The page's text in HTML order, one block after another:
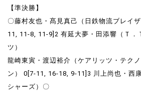
【準決勝】
〇藤村友也・髙見真己（日鉄物流ブレイ
11, 11-8, 11-9]2 有延大夢・田添響（Ｔ．
ツ）
龍崎東寅・渡辺裕介（ケアリッツ・テク
ン） 0[7-11, 16-18, 9-11]3 川上尚也・西
シャーズ）〇